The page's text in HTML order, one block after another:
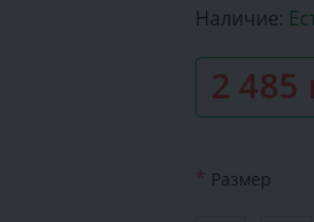
Наличие:
2 485
* Размер